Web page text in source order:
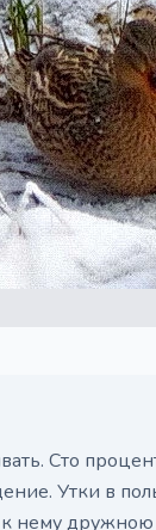
Сто
Утки в
к нему